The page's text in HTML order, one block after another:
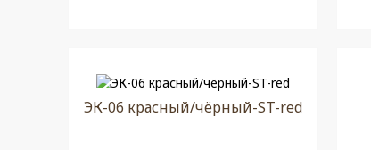
ЭК-06 красный/чёрный-ST-red